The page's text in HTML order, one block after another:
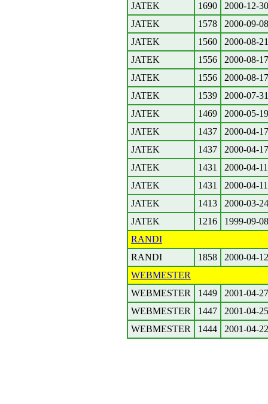
JATEK
1690
2000-12-30
JATEK
1578
2000-09-08
JATEK
1560
2000-08-21
JATEK
1556
2000-08-17
JATEK
1556
2000-08-17
JATEK
1539
2000-07-31
JATEK
1469
2000-05-19
JATEK
1437
2000-04-17
JATEK
1437
2000-04-17
JATEK
1431
2000-04-11
JATEK
1431
2000-04-11
JATEK
1413
2000-03-24
JATEK
1216
1999-09-08
RANDI
RANDI
1858
2000-04-12
WEBMESTER
WEBMESTER
1449
2001-04-27
WEBMESTER
1447
2001-04-25
WEBMESTER
1444 2001-04-22